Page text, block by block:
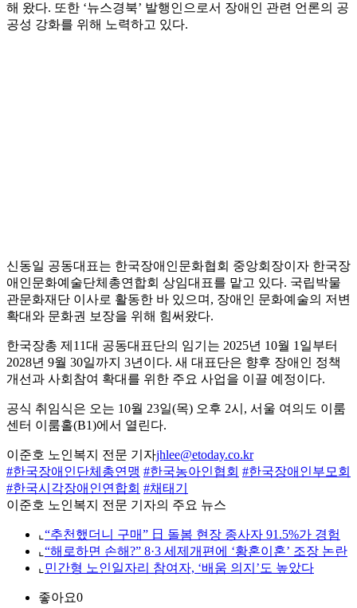
해 왔다. 또한 ‘뉴스경북’ 발행인으로서 장애인 관련 언론의 공
공성 강화를 위해 노력하고 있다.
신동일 공동대표는 한국장애인문화협회 중앙회장이자 한국장
애인문화예술단체총연합회 상임대표를 맡고 있다. 국립박물
관문화재단 이사로 활동한 바 있으며, 장애인 문화예술의 저변
확대와 문화권 보장을 위해 힘써왔다.
한국장총 제11대 공동대표단의 임기는 2025년 10월 1일부터
2028년 9월 30일까지 3년이다. 새 대표단은 향후 장애인 정책
개선과 사회참여 확대를 위한 주요 사업을 이끌 예정이다.
공식 취임식은 오는 10월 23일(목) 오후 2시, 서울 여의도 이룸
센터 이룸홀(B1)에서 열린다.
이준호 노인복지 전문 기자jhlee@etoday.co.kr
#한국장애인단체총연맹 #한국농아인협회 #한국장애인부모회
#한국시각장애인연합회 #채태기
이준호 노인복지 전문 기자의 주요 뉴스
⌞ “추천했더니 구매” 日 돌봄 현장 종사자 91.5%가 경험
⌞ “해로하면 손해?” 8·3 세제개편에 ‘황혼이혼’ 조장 논란
⌞ 민간형 노인일자리 참여자, ‘배움 의지’도 높았다
좋아요0